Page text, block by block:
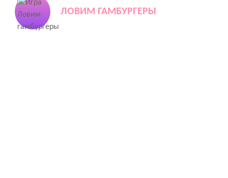
ЛОВИМ ГАМБУРГЕРЫ